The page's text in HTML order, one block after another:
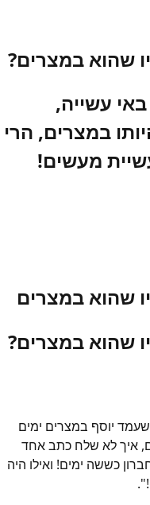
שהוא במצרים?
עשייה,
במצרים, הרי
מעשים!
שהוא במצרים
שהוא במצרים?
יוסף במצרים ימים
איך לא שלח כתב אחד
כששה ימים! ואילו היה